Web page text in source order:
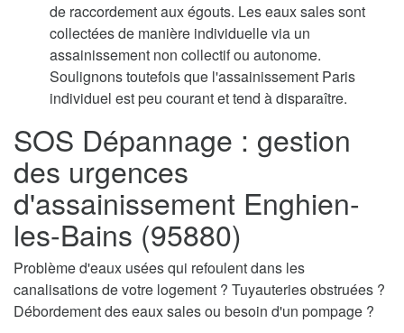
de raccordement aux égouts. Les eaux sales sont
collectées de manière individuelle via un
assainissement non collectif ou autonome.
Soulignons toutefois que l'assainissement Paris
individuel est peu courant et tend à disparaître.
SOS Dépannage : gestion
des urgences
d'assainissement Enghien-
les-Bains (95880)
Problème d'eaux usées qui refoulent dans les
canalisations de votre logement ? Tuyauteries obstruées ?
Débordement des eaux sales ou besoin d'un pompage ?